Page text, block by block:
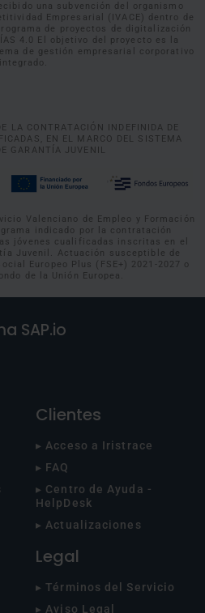
una subvención del organismo
Empresarial (IVACE) dentro de
de proyectos de digitalización
4.0 El objetivo del proyecto es la
de gestión empresarial corporativo
integrado.
LA CONTRATACIÓN INDEFINIDA DE
EN EL MARCO DEL SISTEMA
GARANTÍA JUVENIL
Valenciano de Empleo y Formación
indicado por la contratación
jóvenes cualificadas inscritas en el
Juvenil. Actuación susceptible de
Europeo Plus (FSE+) 2021-2027 o
de la Unión Europea.
SAP.io
Clientes
▸ Acceso a Iristrace
▸ FAQ
▸ Centro de Ayuda -
HelpDesk
▸ Actualizaciones
Legal
▸ Términos del Servicio
▸ Aviso Legal